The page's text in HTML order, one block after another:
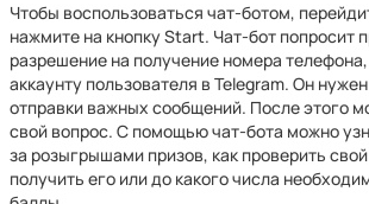
Чтобы воспользоваться чат-ботом,
нажмите на кнопку Start. Чат-бот попросит
разрешение на получение номера
аккаунту пользователя в Telegram. Он
отправки важных сообщений. После этого
свой вопрос. С помощью чат-бота можно
за розыгрышами призов, как проверить
получить его или до какого числа